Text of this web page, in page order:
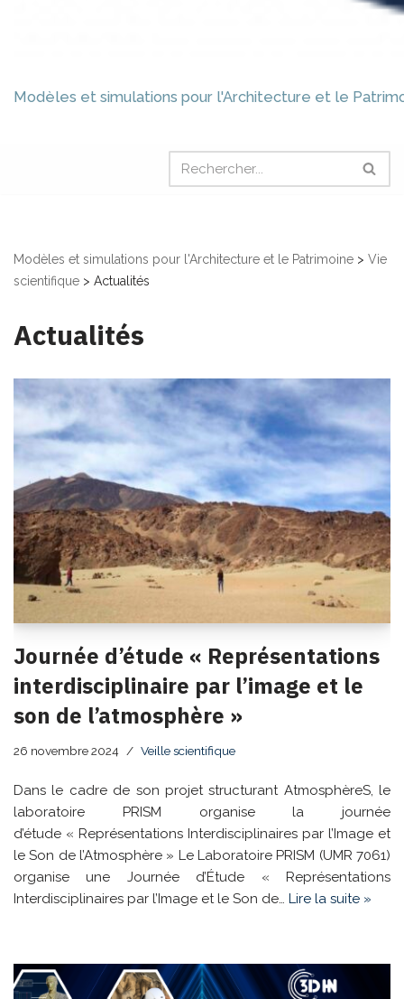
Modèles et simulations pour l'Architecture et le
Modèles et simulations pour l'Architecture et le Patrimoine > Vie
scientifique > Actualités
Actualités
Journée d’étude « Représentations
interdisciplinaire par l’image et le
son de l’atmosphère »
26 novembre 2024 Veille scientifique
Dans le cadre de son projet structurant AtmosphèreS, le
laboratoire PRISM organise la journée
d’étude « Représentations Interdisciplinaires par l’Image et
le Son de l’Atmosphère » Le Laboratoire PRISM (UMR 7061)
organise une Journée d’Étude « Représentations
Interdisciplinaires par l’Image et le Son de… Lire la suite »